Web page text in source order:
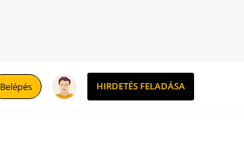
HIRDETÉS FELADÁSA
Belépés